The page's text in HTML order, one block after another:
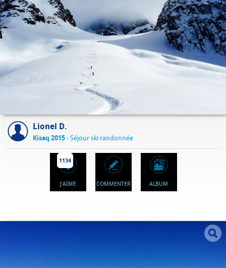
Lionel D.
Kisaq 2015- Séjour ski randonnée
1134
J'AIME COMMENTER ALBUM